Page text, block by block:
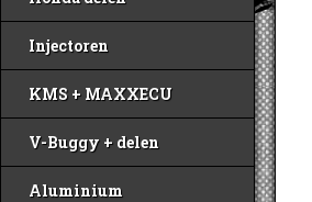
Injectoren
KMS + MAXXECU
V-Buggy + delen
Aluminium